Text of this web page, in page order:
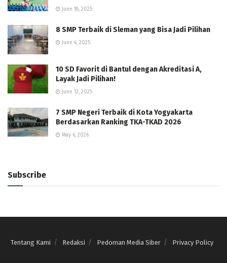
June 18, 2025
8 SMP Terbaik di Sleman yang Bisa Jadi Pilihan
June 4, 2025
10 SD Favorit di Bantul dengan Akreditasi A,
Layak Jadi Pilihan!
June 12, 2025
7 SMP Negeri Terbaik di Kota Yogyakarta
Berdasarkan Ranking TKA-TKAD 2026
May 6, 2026
Subscribe
Tentang Kami Redaksi Pedoman Media Siber Privacy Policy